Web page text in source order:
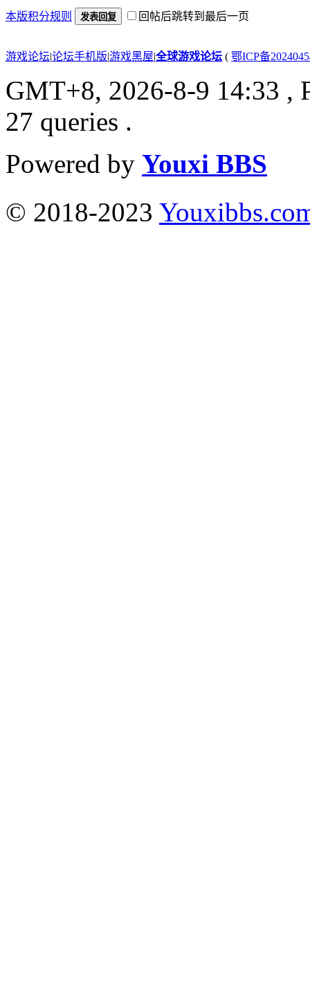
本版积分规则 发表回复 回帖后跳转到最后一页
游戏论坛|论坛手机版|游戏黑屋|全球游戏论坛 ( 鄂ICP备
GMT+8, 2026-8-9 14:33 ,
27 queries .
Powered by Youxi BBS
© 2018-2023